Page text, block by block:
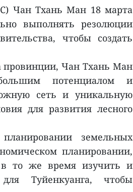
Чан Тхань Ман 18 марта
выполнять резолюции
чтобы создать
провинции, Чан Тхань Ман
потенциалом и
сеть и уникальную
для развития лесного
земельных
планировании,
то же время изучить и
Туйенкуанга, чтобы